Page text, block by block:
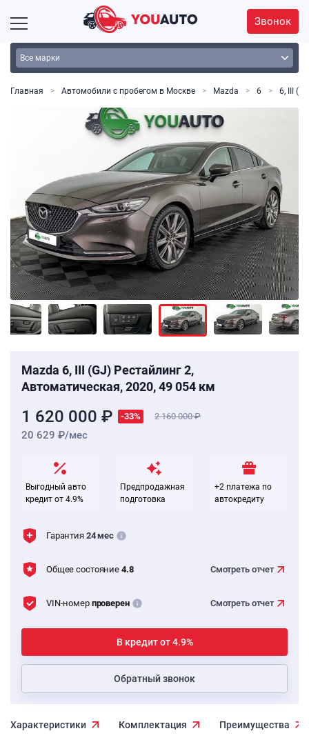
Звонок
Главная Автомобили с пробегом в Москве Mazda 6 6, III
Mazda 6, III (GJ) Рестайлинг 2,
Автоматическая, 2020, 49 054 км
1 620 000 ₽ -33% 2 160 000
20 629 ₽/мес
Выгодный авто
кредит от 4.9%
Предпродажная
подготовка
+2 платежа по
автокредиту
Гарантия 24 мес
Общее состояние 4.8 Смотреть отчет
VIN-номер проверен Смотреть отчет
В кредит от 4.9%
Обратный звонок
Характеристики Комплектация Преимущества